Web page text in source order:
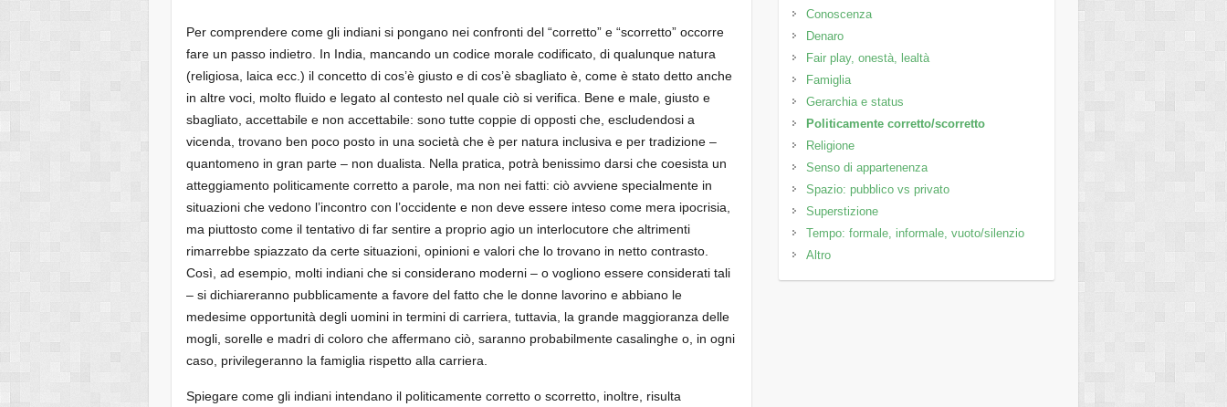
Per comprendere come gli indiani si pongano nei confronti del “corretto” e “scorretto” occorre
fare un passo indietro. In India, mancando un codice morale codificato, di qualunque natura
(religiosa, laica ecc.) il concetto di cos’è giusto e di cos’è sbagliato è, come è stato detto anche
in altre voci, molto fluido e legato al contesto nel quale ciò si verifica. Bene e male, giusto e
sbagliato, accettabile e non accettabile: sono tutte coppie di opposti che, escludendosi a
vicenda, trovano ben poco posto in una società che è per natura inclusiva e per tradizione –
quantomeno in gran parte – non dualista. Nella pratica, potrà benissimo darsi che coesista un
atteggiamento politicamente corretto a parole, ma non nei fatti: ciò avviene specialmente in
situazioni che vedono l’incontro con l’occidente e non deve essere inteso come mera ipocrisia,
ma piuttosto come il tentativo di far sentire a proprio agio un interlocutore che altrimenti
rimarrebbe spiazzato da certe situazioni, opinioni e valori che lo trovano in netto contrasto.
Così, ad esempio, molti indiani che si considerano moderni – o vogliono essere considerati tali
– si dichiareranno pubblicamente a favore del fatto che le donne lavorino e abbiano le
medesime opportunità degli uomini in termini di carriera, tuttavia, la grande maggioranza delle
mogli, sorelle e madri di coloro che affermano ciò, saranno probabilmente casalinghe o, in ogni
caso, privilegeranno la famiglia rispetto alla carriera.
Spiegare come gli indiani intendano il politicamente corretto o scorretto, inoltre, risulta
Conoscenza
Denaro
Fair play, onestà, lealtà
Famiglia
Gerarchia e status
Politicamente corretto/scorretto
Religione
Senso di appartenenza
Spazio: pubblico vs privato
Superstizione
Tempo: formale, informale, vuoto/silenzio
Altro